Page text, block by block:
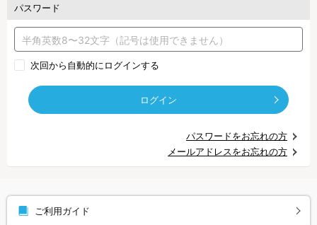
パスワード
次回から自動的にログインする
ログイン
パスワードをお忘れの方
メールアドレスをお忘れの方
ご利用ガイド